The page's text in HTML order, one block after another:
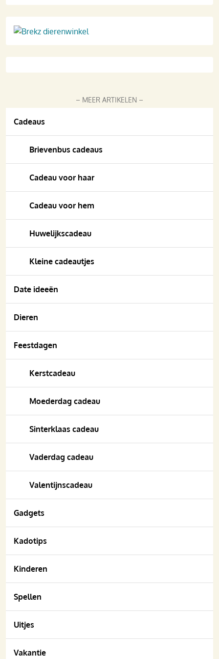
– MEER ARTIKELEN –
Cadeaus
Brievenbus cadeaus
Cadeau voor haar
Cadeau voor hem
Huwelijkscadeau
Kleine cadeautjes
Date ideeën
Dieren
Feestdagen
Kerstcadeau
Moederdag cadeau
Sinterklaas cadeau
Vaderdag cadeau
Valentijnscadeau
Gadgets
Kadotips
Kinderen
Spellen
Uitjes
Vakantie